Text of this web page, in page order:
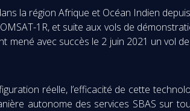
la région Afrique et Océan Indien
1R, et suite aux vols de
mené avec succès le 2 juin 2021 un vol
réelle, l’efficacité de cette
autonome des services SBAS sur